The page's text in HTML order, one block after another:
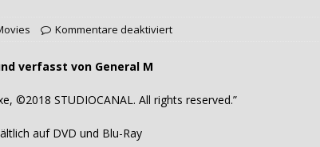
Kommentare deaktiviert
General M
STUDIOCANAL. All rights reserved.”
und Blu-Ray